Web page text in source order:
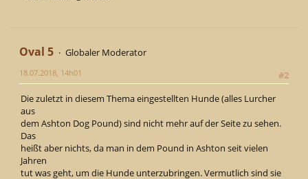
Oval 5
Globaler Moderator
#2
18.07.2018, 14h01
Die zuletzt in diesem Thema eingestellten Hunde (alles Lurcher
aus
dem Ashton Dog Pound) sind nicht mehr auf der Seite zu sehen.
Das
heißt aber nichts, da man in dem Pound in Ashton seit vielen
Jahren
tut was geht, um die Hunde unterzubringen. Vermutlich sind sie